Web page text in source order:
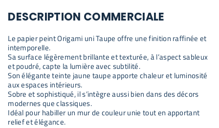
DESCRIPTION COMMERCIALE
Le papier peint Origami uni Taupe offre une finition raffinée et
intemporelle.
Sa surface légèrement brillante et texturée, à l’aspect sableux
et poudré, capte la lumière avec subtilité.
Son élégante teinte jaune taupe apporte chaleur et luminosité
aux espaces intérieurs.
Sobre et sophistiqué, il s’intègre aussi bien dans des décors
modernes que classiques.
Idéal pour habiller un mur de couleur unie tout en apportant
relief et élégance.